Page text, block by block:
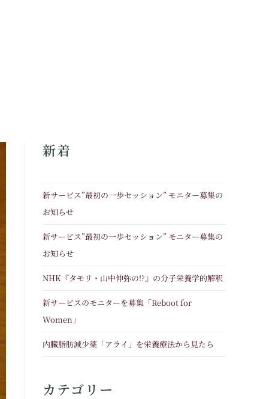
新着
新サービス”最初の一歩セッション” モニター募集の
お知らせ
新サービス”最初の一歩セッション” モニター募集の
お知らせ
NHK『タモリ・山中伸弥の!?』の分子栄養学的解釈
新サービスのモニターを募集「Reboot for
Women」
内臓脂肪減少薬「アライ」を栄養療法から見たら
カテゴリー